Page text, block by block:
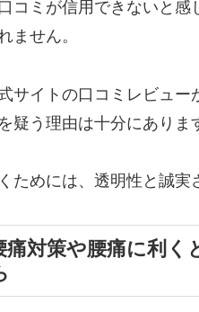
コミが信用できないと
ません。
サイトの口コミレビュ
疑う理由は十分にありま
ためには、透明性と誠実
痛対策や腰痛に利